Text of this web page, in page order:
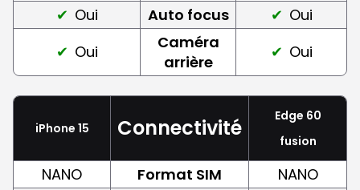
Oui Auto focus
Oui
Oui
Caméra
arrière
Oui
iPhone 15 Connectivité
Edge 60
fusion
NANO Format SIM
NANO